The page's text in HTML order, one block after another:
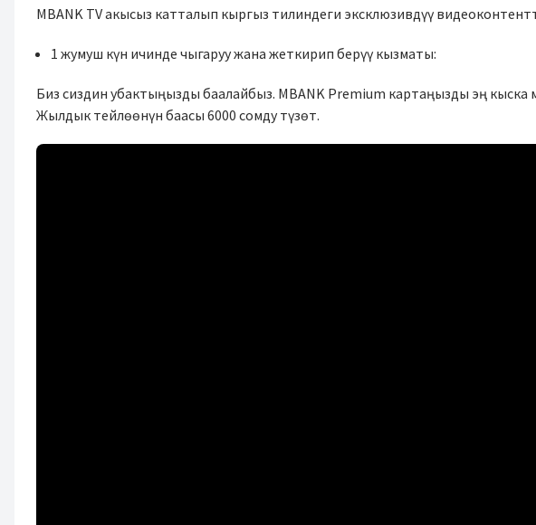
MBANK TV акысыз катталып кыргыз тилиндеги эксклюзивдүү
1 жумуш күн ичинде чыгаруу жана жеткирип берүү кызматы:
Биз сиздин убактыңызды баалайбыз. MBANK Premium картаңызды эң
Жылдык тейлөөнүн баасы 6000 сомду түзөт.